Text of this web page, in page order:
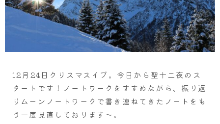
12月24日クリスマスイブ。今日から聖十二夜のス
タートです！ノートワークをすすめながら、振り返
りムーンノートワークで書き連ねてきたノートをも
う一度見直しております～。